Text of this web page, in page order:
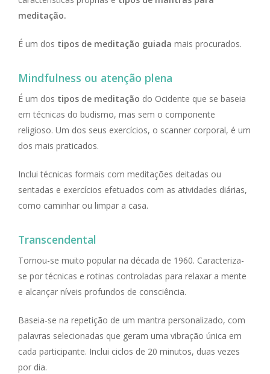
meditação.
É um dos tipos de meditação guiada mais procurados.
Mindfulness ou atenção plena
É um dos tipos de meditação do Ocidente que se baseia
em técnicas do budismo, mas sem o componente
religioso. Um dos seus exercícios, o scanner corporal, é um
dos mais praticados.
Inclui técnicas formais com meditações deitadas ou
sentadas e exercícios efetuados com as atividades diárias,
como caminhar ou limpar a casa.
Transcendental
Tornou-se muito popular na década de 1960. Caracteriza-
se por técnicas e rotinas controladas para relaxar a mente
e alcançar níveis profundos de consciência.
Baseia-se na repetição de um mantra personalizado, com
palavras selecionadas que geram uma vibração única em
cada participante. Inclui ciclos de 20 minutos, duas vezes
por dia.